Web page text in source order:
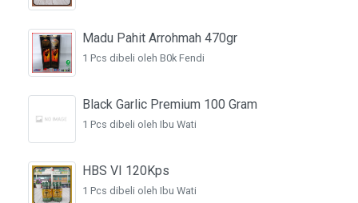
Madu Pahit Arrohmah 470gr
1 Pcs dibeli oleh B0k Fendi
Black Garlic Premium 100 Gram
1 Pcs dibeli oleh Ibu Wati
HBS VI 120Kps
1 Pcs dibeli oleh Ibu Wati